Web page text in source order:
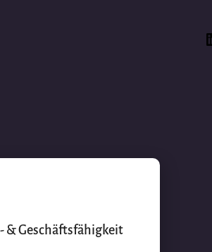
& Geschäftsfähigkeit